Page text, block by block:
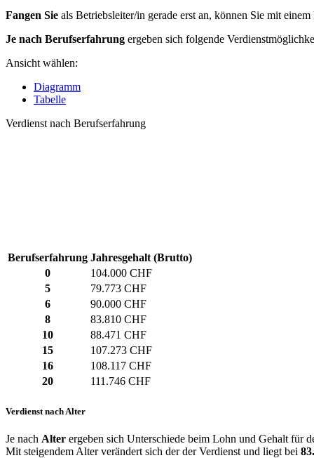
Fangen Sie als Betriebsleiter/in gerade erst an, können Sie mit
Je nach Berufserfahrung ergeben sich folgende
Ansicht wählen:
Diagramm
Tabelle
Verdienst nach Berufserfahrung
Berufserfahrung Jahresgehalt (Brutto)
0
104.000 CHF
5
79.773 CHF
6
90.000 CHF
8
83.810 CHF
10
88.471 CHF
15
107.273 CHF
16
108.117 CHF
20
111.746 CHF
Verdienst nach Alter
Je nach Alter ergeben sich Unterschiede beim Lohn und Gehalt für
Mit steigendem Alter verändert sich der der Verdienst und liegt bei